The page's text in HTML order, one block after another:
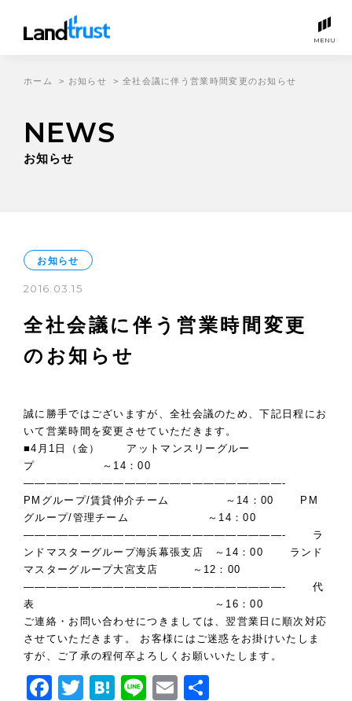
MENU
NEWS
お知らせ
ホーム > お知らせ > 全社会議に伴う営業時間変更のお知らせ
お知らせ
2016.03.15
全社会議に伴う営業時間変更
のお知らせ
誠に勝手ではございますが、全社会議のため、下記日程にお
いて営業時間を変更させていただきます。
■4月1日（金） アットマンスリーグルー
プ ～14：00
———————————————————————-
PMグループ/賃貸仲介チーム ～14：00 PM
グループ/管理チーム ～14：00
———————————————————————- ラ
ンドマスターグループ海浜幕張支店 ～14：00 ランド
マスターグループ大宮支店 ～12：00
———————————————————————- 代
表 ～16：00
ご連絡・お問い合わせにつきましては、翌営業日に順次対応
させていただきます。 お客様にはご迷惑をお掛けいたしま
すが、ご了承の程何卒よろしくお願いいたします。
Facebook
Twitter
Hatena
LineEmail